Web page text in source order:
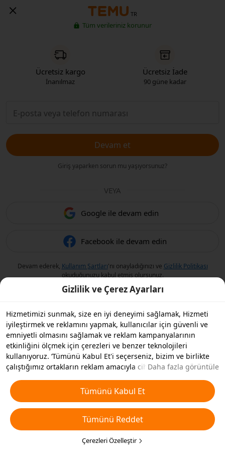
TR
Tüm verileriniz korunur
Ücretsiz kargo
İnanılmaz
Ücretsiz İade
90 güne kadar
Devam et
Giriş yaparken sorun mu yaşıyorsunuz?
VEYA
Google ile devam edin
Facebook ile devam edin
Devam ederek, Kullanım Şartları'nı onayladığınızı ve Gizlilik Politikası
okuduğunuzu kabul etmiş olursunuz.
Gizlilik ve Çerez Ayarları
Hizmetimizi sunmak, size en iyi deneyimi sağlamak, Hizmeti
iyileştirmek ve reklamını yapmak, kullanıcılar için güvenli ve
emniyetli olmasını sağlamak ve reklam kampanyalarının
etkinliğini ölçmek için çerezleri ve benzer teknolojileri
kullanıyoruz. ‘Tümünü Kabul Et'i seçerseniz, bizim ve birlikte
çalıştığımız ortakların reklam amacıyla cihazınızda çerezleri ve
Ayrıca, temel olmayan çerezlerin ’Tümünü Reddedebilir' veya
aşağıdaki ’Çerezleri Özelleştir'i tıklayarak veya gizlilik
ayarlarınızda istediğiniz zaman hangi çerez türlerini kabul
etmek veya devre dışı bırakmak istediğinizi seçebilirsiniz. Daha
fazla detay içinÇerezler ve Benzer Teknolojiler Politikamıza
Daha fazla görüntüle
Tümünü Kabul Et
Tümünü Reddet
Çerezleri Özelleştir